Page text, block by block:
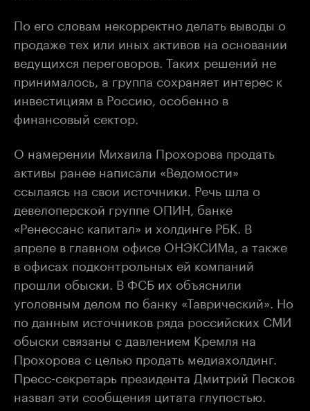
По его словам некорректно делать выводы о
продаже тех или иных активов на основании
ведущихся переговоров. Таких решений не
принималось, а группа сохраняет интерес к
инвестициям в Россию, особенно в
финансовый сектор.
О намерении Михаила Прохорова продать
активы ранее написали «Ведомости»
ссылаясь на свои источники. Речь шла о
девелоперской группе ОПИН, банке
«Ренессанс капитал» и холдинге РБК. В
апреле в главном офисе ОНЭКСИМа, а также
в офисах подконтрольных ей компаний
прошли обыски. В ФСБ их объяснили
уголовным делом по банку «Таврический». Но
по данным источников ряда российских СМИ
обыски связаны с давлением Кремля на
Прохорова с целью продать медиахолдинг.
Пресс-секретарь президента Дмитрий Песков
назвал эти сообщения цитата глупостью.